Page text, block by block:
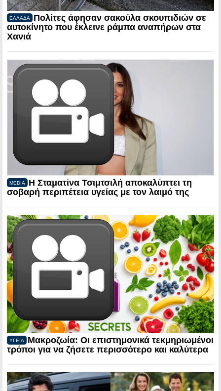
ΕΛΛΑΔΑ
Πολίτες άφησαν σακούλα σκουπιδιών σε
αυτοκίνητο που έκλεινε ράμπα αναπήρων στα
Χανιά
MEDIA
Η Σταματίνα Τσιμτσιλή αποκαλύπτει τη
σοβαρή περιπέτεια υγείας με τον λαιμό της
ΥΓΕΙΑ
Μακροζωία: Οι επιστημονικά τεκμηριωμένοι
τρόποι για να ζήσετε περισσότερο και καλύτερα